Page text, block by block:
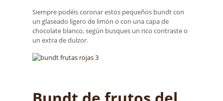
Siempre podéis coronar estos pequeños bundt con
un glaseado ligero de limón o con una capa de
chocolate blanco, según busques un rico contraste o
un extra de dulzor.